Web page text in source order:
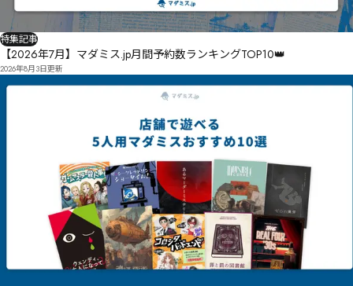
特集記事
【2026年7月】マダミス.jp月間予約数ランキングTOP10👑
2026年8月3日更新